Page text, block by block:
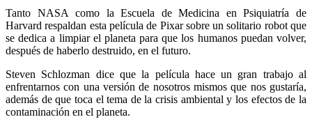
Tanto NASA como la Escuela de Medicina en Psiquiatría de
Harvard respaldan esta película de Pixar sobre un solitario robot que
se dedica a limpiar el planeta para que los humanos puedan volver,
después de haberlo destruido, en el futuro.
Steven Schlozman dice que la película hace un gran trabajo al
enfrentarnos con una versión de nosotros mismos que nos gustaría,
además de que toca el tema de la crisis ambiental y los efectos de la
contaminación en el planeta.